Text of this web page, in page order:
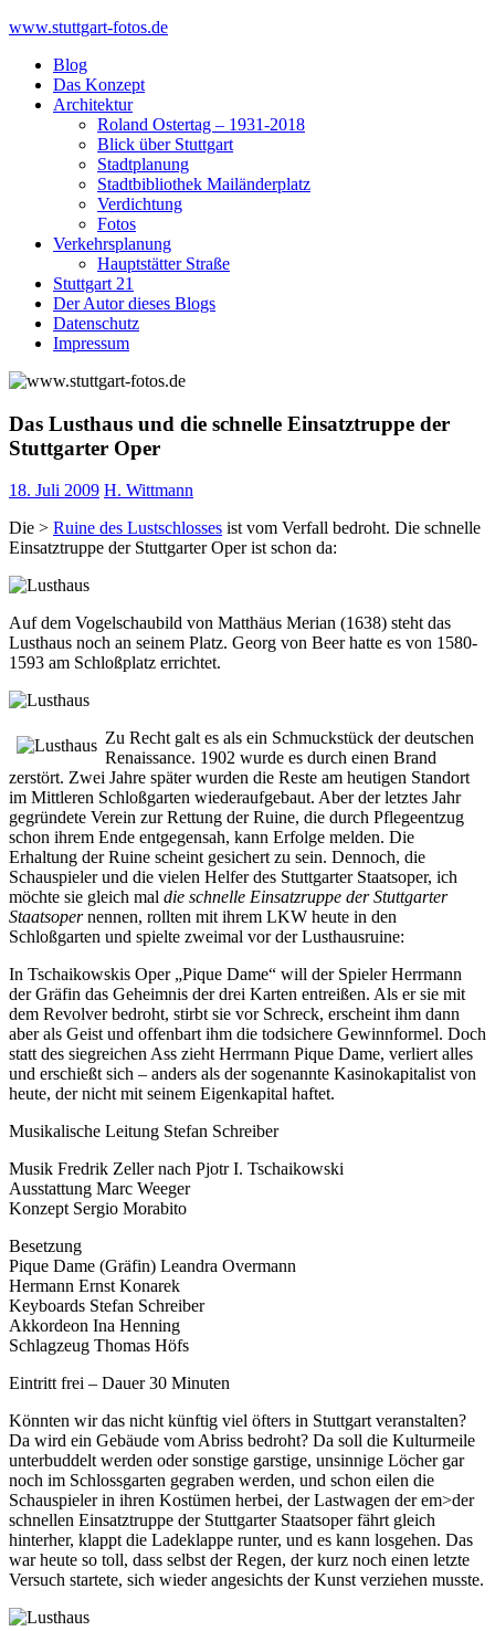
Skip
content
www.stuttgart-fotos.de
Blog
Das Konzept
Architektur
Roland Ostertag – 1931-2018
Blick über Stuttgart
Stadtplanung
Stadtbibliothek Mailänderplatz
Verdichtung
Fotos
Verkehrsplanung
Hauptstätter Straße
Stuttgart 21
Der Autor dieses Blogs
Datenschutz
Impressum
Das Lusthaus und die schnelle Einsatztruppe der
Stuttgarter Oper
18. Juli 2009 H. Wittmann
Die > Ruine des Lustschlosses ist vom Verfall bedroht. Die schnelle
Einsatztruppe der Stuttgarter Oper ist schon da:
Auf dem Vogelschaubild von Matthäus Merian (1638) steht das
Lusthaus noch an seinem Platz. Georg von Beer hatte es von 1580-
1593 am Schloßplatz errichtet.
Zu Recht galt es als ein Schmuckstück der deutschen
Renaissance. 1902 wurde es durch einen Brand
zerstört. Zwei Jahre später wurden die Reste am heutigen Standort
im Mittleren Schloßgarten wiederaufgebaut. Aber der letztes Jahr
gegründete Verein zur Rettung der Ruine, die durch Pflegeentzug
schon ihrem Ende entgegensah, kann Erfolge melden. Die
Erhaltung der Ruine scheint gesichert zu sein. Dennoch, die
Schauspieler und die vielen Helfer des Stuttgarter Staatsoper, ich
möchte sie gleich mal die schnelle Einsatzruppe der Stuttgarter
Staatsopernennen, rollten mit ihrem LKW heute in den
Schloßgarten und spielte zweimal vor der Lusthausruine:
In Tschaikowskis Oper „Pique Dame“ will der Spieler Herrmann
der Gräfin das Geheimnis der drei Karten entreißen. Als er sie mit
dem Revolver bedroht, stirbt sie vor Schreck, erscheint ihm dann
aber als Geist und offenbart ihm die todsichere Gewinnformel. Doch
statt des siegreichen Ass zieht Herrmann Pique Dame, verliert alles
und erschießt sich – anders als der sogenannte Kasinokapitalist von
heute, der nicht mit seinem Eigenkapital haftet.
Musikalische Leitung Stefan Schreiber
Musik Fredrik Zeller nach Pjotr I. Tschaikowski
Ausstattung Marc Weeger
Konzept Sergio Morabito
Besetzung
Pique Dame (Gräfin) Leandra Overmann
Hermann Ernst Konarek
Keyboards Stefan Schreiber
Akkordeon Ina Henning
Schlagzeug Thomas Höfs
Eintritt frei – Dauer 30 Minuten
Könnten wir das nicht künftig viel öfters in Stuttgart veranstalten?
Da wird ein Gebäude vom Abriss bedroht? Da soll die Kulturmeile
unterbuddelt werden oder sonstige garstige, unsinnige Löcher gar
noch im Schlossgarten gegraben werden, und schon eilen die
Schauspieler in ihren Kostümen herbei, der Lastwagen der em>der
schnellen Einsatztruppe der Stuttgarter Staatsoper fährt gleich
hinterher, klappt die Ladeklappe runter, und es kann losgehen. Das
war heute so toll, dass selbst der Regen, der kurz noch einen letzte
Versuch startete, sich wieder angesichts der Kunst verziehen musste.